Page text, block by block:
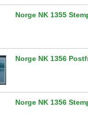
Norge NK 1355
Norge NK 1356
Norge NK 1356